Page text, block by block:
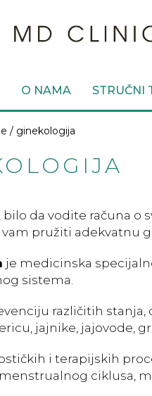
O NAMA STRUČNI
/ ginekologija
bilo da vodite računa
vam pružiti adekvatnu
je medicinska
sistema.
različitih
jajnike, jajovode,
i terapijskih
ciklusa,